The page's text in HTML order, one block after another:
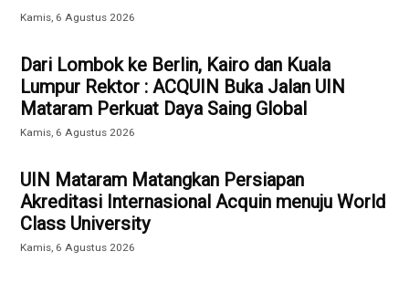
Kamis, 6 Agustus 2026
Dari Lombok ke Berlin, Kairo dan Kuala
Lumpur Rektor : ACQUIN Buka Jalan UIN
Mataram Perkuat Daya Saing Global
Kamis, 6 Agustus 2026
UIN Mataram Matangkan Persiapan
Akreditasi Internasional Acquin menuju World
Class University
Kamis, 6 Agustus 2026